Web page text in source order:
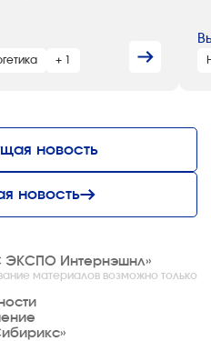
+ 1
новость
новость
ЭКСПО Интернэшнл»
материалов возможно только